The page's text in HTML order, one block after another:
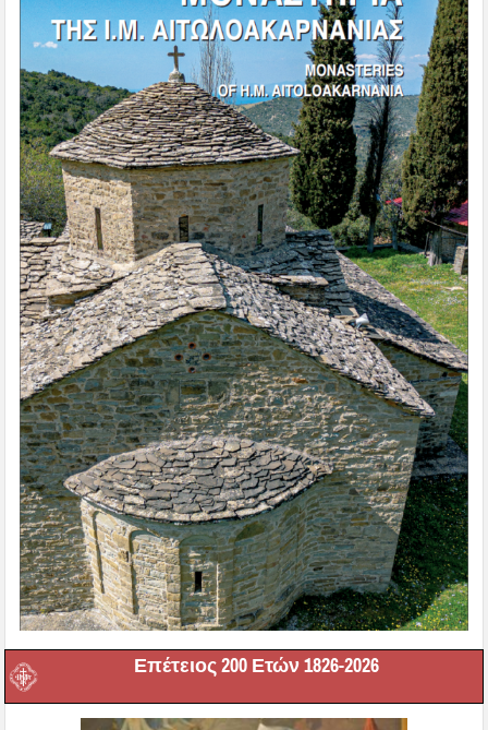
Επέτειος 200 Ετών 1826-2026